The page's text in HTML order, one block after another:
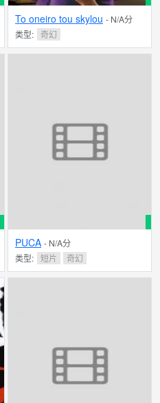
To oneiro tou skylou - N/A分
类型: 奇幻
PUCA - N/A分
类型: 短片 奇幻